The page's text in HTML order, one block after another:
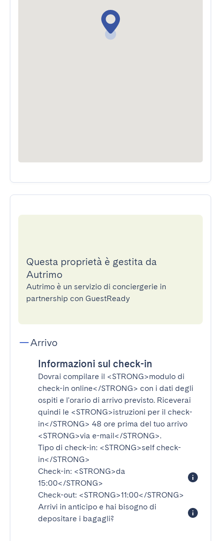
Questa proprietà è gestita da
Autrimo
Autrimo è un servizio di conciergerie in
partnership con GuestReady
Arrivo
Informazioni sul check-in
Dovrai compilare il <STRONG>modulo di
check-in online</STRONG> con i dati degli
ospiti e l'orario di arrivo previsto. Riceverai
quindi le <STRONG>istruzioni per il check-
in</STRONG> 48 ore prima del tuo arrivo
<STRONG>via e-mail</STRONG>.
Tipo di check-in: <STRONG>self check-
in</STRONG>
Check-in: <STRONG>da
15:00</STRONG>
Check-out: <STRONG>11:00</STRONG>
Arrivi in anticipo e hai bisogno di
depositare i bagagli?